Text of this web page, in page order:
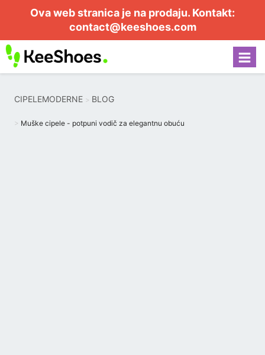
Ova web stranica je na prodaju. Kontakt:
contact@keeshoes.com
CIPELEMODERNE BLOG
Muške cipele - potpuni vodič za elegantnu obuću